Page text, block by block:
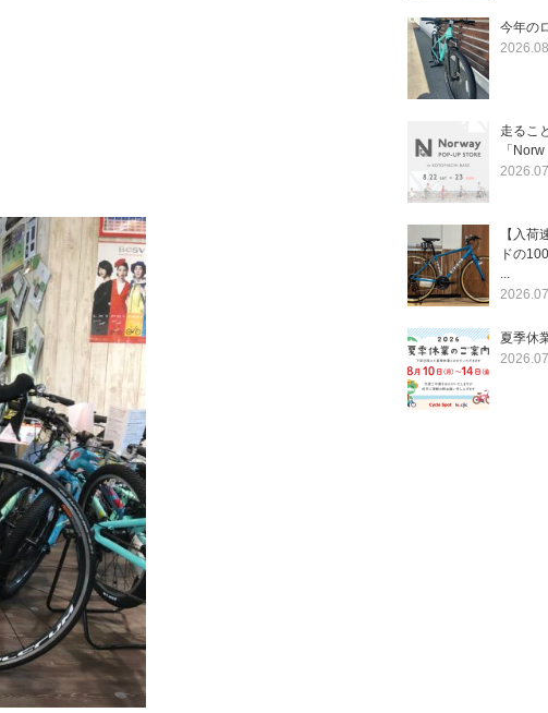
今年の
走るこ
「Norw
【入
ドの
...
夏季休